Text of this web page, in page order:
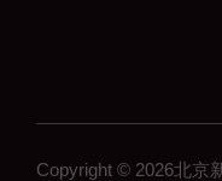
Copyright © 2026北京